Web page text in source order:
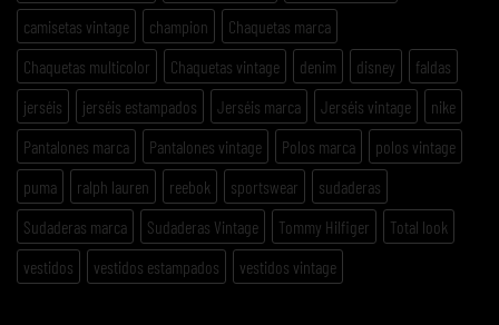
camisetas vintage
champion
Chaquetas marca
Chaquetas multicolor
Chaquetas vintage denim disney
faldas
jerséis
jerséis estampados Jerséis marca Jerséis vintage
nike
Pantalones marca
Pantalones vintage Polos marca
polos vintage
puma
ralph lauren reebok sportswear
sudaderas
Sudaderas marca
Sudaderas Vintage Tommy Hilfiger
Total look
vestidos
vestidos estampados vestidos vintage